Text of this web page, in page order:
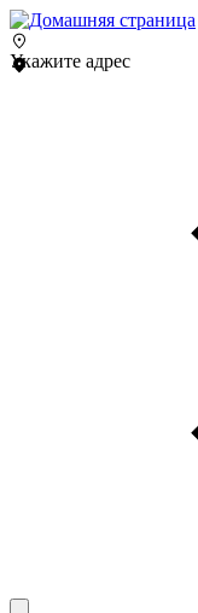
Укажите адрес